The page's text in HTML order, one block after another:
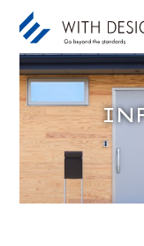
お知らせ /
人生設計 / LIFE PLAN
ご挨拶・会社概要 /